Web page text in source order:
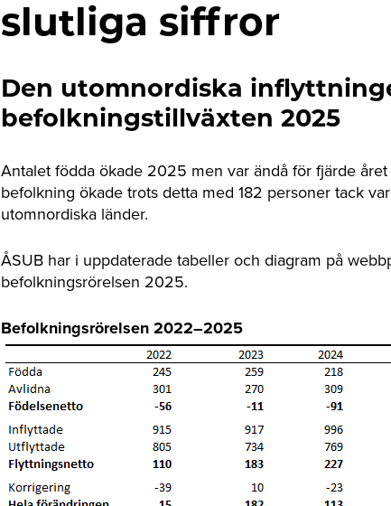
slutliga siffror
Den utomnordiska
befolkningstillväxten 2025
Antalet födda ökade 2025 men var ändå för fjärde
befolkning ökade trots detta med 182 personer tack
utomnordiska länder.
ÅSUB har i uppdaterade tabeller och diagram på
befolkningsrörelsen 2025.
Befolkningsrörelsen 2022–2025